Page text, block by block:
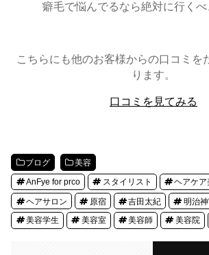
癖毛で悩んでるなら絶対に行くべ
こちらにも他のお客様からの口コミを
ります。
口コミを見てみる
ブログ 美容
AnFye for prco スタイリスト ヘアケア
ヘアサロン 原宿 吉田太紀 明治
美容学生 美容室 美容師 美容院